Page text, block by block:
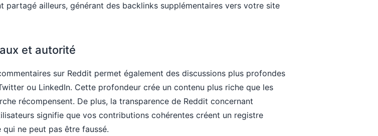
partagé ailleurs, générant des backlinks supplémentaires vers votre site
et autorité
sur Reddit permet également des discussions plus profondes
ou LinkedIn. Cette profondeur crée un contenu plus riche que les
récompensent. De plus, la transparence de Reddit concernant
signifie que vos contributions cohérentes créent un registre
ne peut pas être faussé.